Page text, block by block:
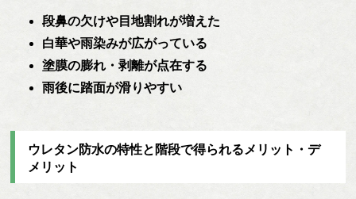
段鼻の欠けや目地割れが増えた
白華や雨染みが広がっている
塗膜の膨れ・剥離が点在する
雨後に踏面が滑りやすい
ウレタン防水の特性と階段で得られるメリット・デ
メリット